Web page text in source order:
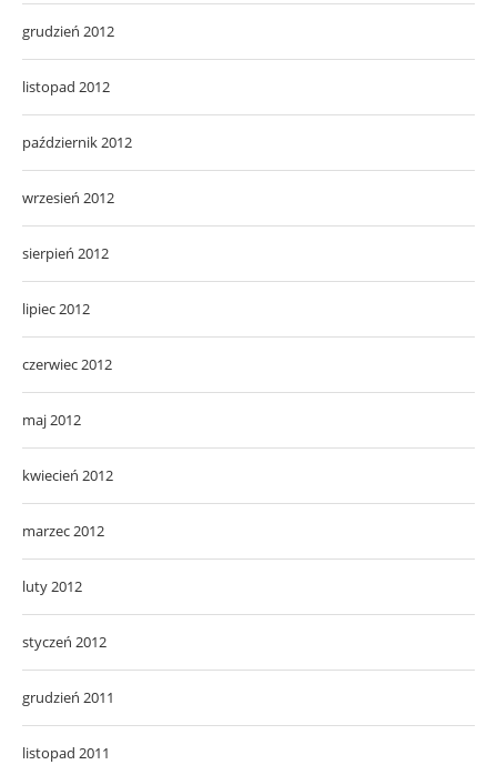
grudzień 2012
listopad 2012
październik 2012
wrzesień 2012
sierpień 2012
lipiec 2012
czerwiec 2012
maj 2012
kwiecień 2012
marzec 2012
luty 2012
styczeń 2012
grudzień 2011
listopad 2011